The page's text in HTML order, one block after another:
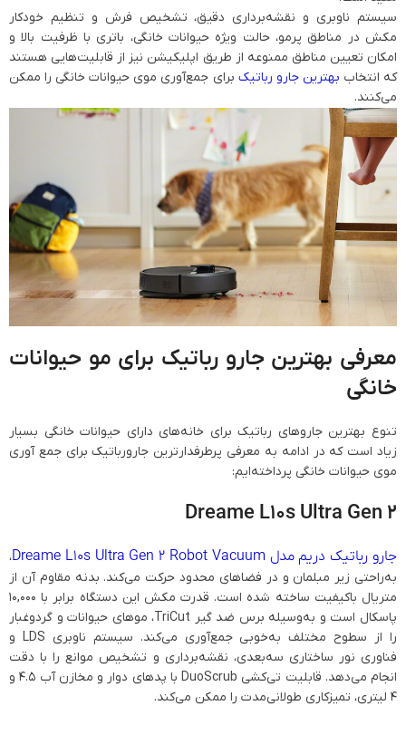
سیستم ناوبری و نقشه‌برداری دقیق، تشخیص فرش و تنظیم خودکار
مکش در مناطق پرمو، حالت ویژه حیوانات خانگی، باتری با ظرفیت بالا و
امکان تعیین مناطق ممنوعه از طریق اپلیکیشن نیز از قابلیت‌هایی هستند
که انتخاب بهترین جارو رباتیک برای جمع‌آوری موی حیوانات خانگی را ممکن
می‌کنند.
معرفی بهترین جارو رباتیک برای مو حیوانات
خانگی
تنوع بهترین جاروهای رباتیک برای خانه‌های دارای حیوانات خانگی بسیار
زیاد است که در ادامه به معرفی پرطرفدارترین جارورباتیک برای جمع آوری
موی حیوانات خانگی پرداخته‌ایم:
Dreame L10s Ultra Gen 2
جارو رباتیک دریم مدل Dreame L10s Ultra Gen 2 Robot Vacuum
،
به‌راحتی زیر مبلمان و در فضاهای محدود حرکت می‌کند. بدنه مقاوم آن از
متریال باکیفیت ساخته شده است. قدرت مکش این دستگاه برابر با ۱۰,۰۰۰
پاسکال است و به‌وسیله برس ضد گیر TriCut، موهای حیوانات و گردوغبار
را از سطوح مختلف به‌خوبی جمع‌آوری می‌کند. سیستم ناوبری LDS و
فناوری نور ساختاری سه‌بعدی، نقشه‌برداری و تشخیص موانع را با دقت
انجام می‌دهد. قابلیت تی‌کشی DuoScrub با پدهای دوار و مخازن آب 4.5 و
4 لیتری، تمیزکاری طولانی‌مدت را ممکن می‌کند.